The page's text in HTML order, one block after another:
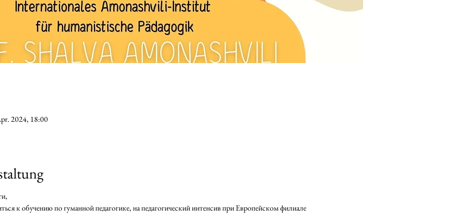
2024, 18:00
к обучению по гуманной педагогике, на педагогический интенсив при Европейском филиале